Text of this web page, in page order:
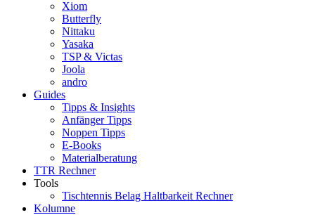
Xiom
Butterfly
Nittaku
Yasaka
TSP & Victas
Joola
andro
Guides
Tipps & Insights
Anfänger Tipps
Noppen Tipps
E-Books
Materialberatung
TTR Rechner
Tools
Tischtennis Belag Haltbarkeit Rechner
Kolumne